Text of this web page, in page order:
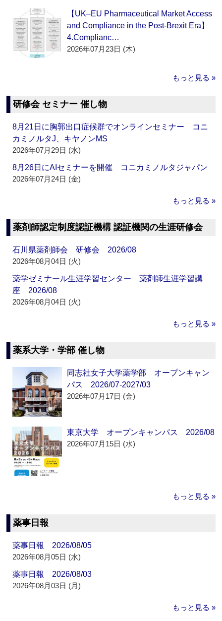
【UK–EU Pharmaceutical Market Access
and Compliance in the Post-Brexit Era】
4.Complianc…
2026年07月23日 (木)
もっと見る »
研修会 セミナー 催し物
8月21日に胸郭出口症候群でオンラインセミナー コニ
カミノルタJ、キヤノンMS
2026年07月29日 (水)
8月26日にAIセミナーを開催 コニカミノルタジャパン
2026年07月24日 (金)
もっと見る »
薬剤師認定制度認証機構 認証機関の生涯研修会
石川県薬剤師会 研修会 2026/08
2026年08月04日 (火)
薬学ゼミナール生涯学習センター 薬剤師生涯学習講
座 2026/08
2026年08月04日 (火)
もっと見る »
薬系大学・学部 催し物
同志社女子大学薬学部 オープンキャン
パス 2026/07-2027/03
2026年07月17日 (金)
東京大学 オープンキャンパス 2026/08
2026年07月15日 (水)
もっと見る »
薬事日報
薬事日報 2026/08/05
2026年08月05日 (水)
薬事日報 2026/08/03
2026年08月03日 (月)
もっと見る »